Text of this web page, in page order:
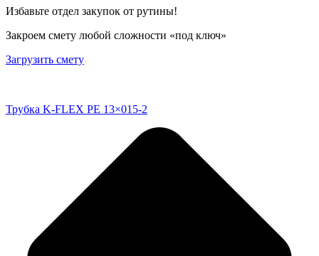
Избавьте отдел закупок от рутины!
Закроем смету любой сложности «под ключ»
Загрузить смету
Трубка K-FLEX PE 13×015-2